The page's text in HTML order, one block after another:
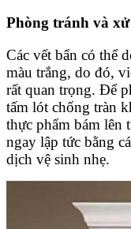
Phòng tránh và
Các vết bẩn có thể
màu trắng, do đó,
rất quan trọng. Để
tấm lót chống tràn
thực phẩm bám lên
ngay lập tức bằng
dịch vệ sinh nhẹ.